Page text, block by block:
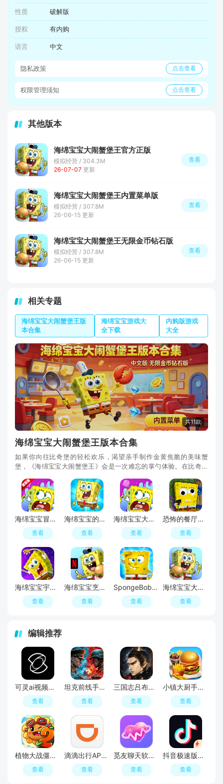
性质 破解版
授权 有内购
语言 中文
隐私政策 点击查看
权限管理须知 点击查看
其他版本
海绵宝宝大闹蟹堡王官方正版
模拟经营 / 304.3M
26-07-07 更新
查看
海绵宝宝大闹蟹堡王内置菜单版
模拟经营 / 307.8M
26-06-15 更新
查看
海绵宝宝大闹蟹堡王无限金币钻石版
模拟经营 / 307.8M
26-06-15 更新
查看
相关专题
海绵宝宝大闹蟹堡王版
本合集
海绵宝宝游戏大
全下载
内购版游戏
大全
共11款
海绵宝宝大闹蟹堡王版本合集
如果你向往比奇堡的轻松欢乐，渴望亲手制作金黄焦脆的美味蟹
堡，《海绵宝宝大闹蟹堡王》会是一次难忘的掌勺体验。在比奇堡
海绵宝宝冒险果酱无限金币钻石破解版
查看
海绵宝宝的放置冒险无限钻石无限金币破解版
查看
海绵宝宝大冒险果酱世界(SpongeBob Adventures)
查看
恐怖的餐厅逃离恐怖蟹堡王游戏
查看
海绵宝宝宇宙摇摆手机版免费正版(Cosmic Shake)
查看
海绵宝宝烹饪大挑战内置功能菜单中文版
查看
SpongeBob SquarePants BfBB(海绵宝宝争霸比基尼海滩手机版)
查看
海绵宝宝大闹蟹堡王内置菜单版
查看
编辑推荐
可灵ai视频生成器官方手机版
查看
坦克前线手游最新版本
查看
三国志吕布传游戏手机版
查看
小镇大厨手游最新版
查看
植物大战僵尸2官服最新版
查看
滴滴出行APP官方手机版
查看
觅友聊天软件最新版
查看
抖音极速版最新版本官方版2026
查看